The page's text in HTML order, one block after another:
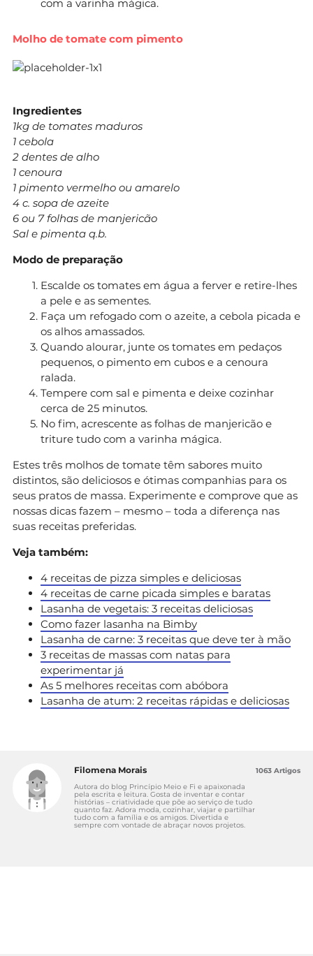
com a varinha mágica.
Molho de tomate com pimento
Ingredientes
1kg de tomates maduros
1 cebola
2 dentes de alho
1 cenoura
1 pimento vermelho ou amarelo
4 c. sopa de azeite
6 ou 7 folhas de manjericão
Sal e pimenta q.b.
Modo de preparação
Escalde os tomates em água a ferver e retire-lhes
a pele e as sementes.
Faça um refogado com o azeite, a cebola picada e
os alhos amassados.
Quando alourar, junte os tomates em pedaços
pequenos, o pimento em cubos e a cenoura
ralada.
Tempere com sal e pimenta e deixe cozinhar
cerca de 25 minutos.
No fim, acrescente as folhas de manjericão e
triture tudo com a varinha mágica.
Estes três molhos de tomate têm sabores muito
distintos, são deliciosos e ótimas companhias para os
seus pratos de massa. Experimente e comprove que as
nossas dicas fazem – mesmo – toda a diferença nas
suas receitas preferidas.
Veja também:
4 receitas de pizza simples e deliciosas
4 receitas de carne picada simples e baratas
Lasanha de vegetais: 3 receitas deliciosas
Como fazer lasanha na Bimby
Lasanha de carne: 3 receitas que deve ter à mão
3 receitas de massas com natas para
experimentar já
As 5 melhores receitas com abóbora
Lasanha de atum: 2 receitas rápidas e deliciosas
Filomena Morais
Autora do blog Princípio Meio e Fi e apaixonada
pela escrita e leitura. Gosta de inventar e contar
histórias – criatividade que põe ao serviço de tudo
quanto faz. Adora moda, cozinhar, viajar e partilhar
tudo com a família e os amigos. Divertida e
sempre com vontade de abraçar novos projetos.
1063 Artigos